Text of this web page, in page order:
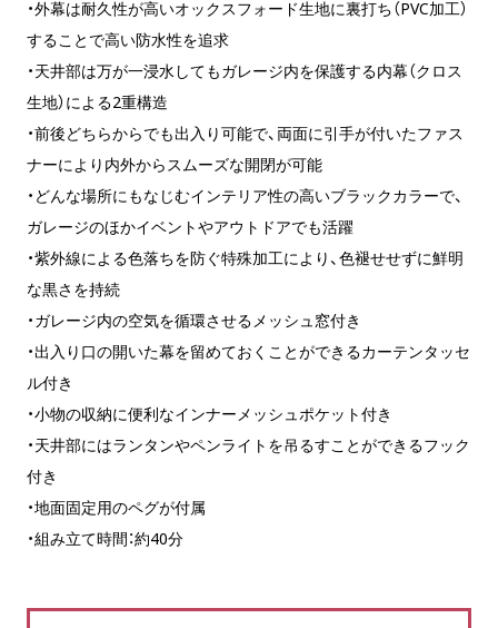
・外幕は耐久性が高いオックスフォード生地に裏打ち（PVC加工）
することで高い防水性を追求
・天井部は万が一浸水してもガレージ内を保護する内幕（クロス
生地）による2重構造
・前後どちらからでも出入り可能で、両面に引手が付いたファス
ナーにより内外からスムーズな開閉が可能
・どんな場所にもなじむインテリア性の高いブラックカラーで、
ガレージのほかイベントやアウトドアでも活躍
・紫外線による色落ちを防ぐ特殊加工により、色褪せせずに鮮明
な黒さを持続
・ガレージ内の空気を循環させるメッシュ窓付き
・出入り口の開いた幕を留めておくことができるカーテンタッセ
ル付き
・小物の収納に便利なインナーメッシュポケット付き
・天井部にはランタンやペンライトを吊るすことができるフック
付き
・地面固定用のペグが付属
・組み立て時間：約40分